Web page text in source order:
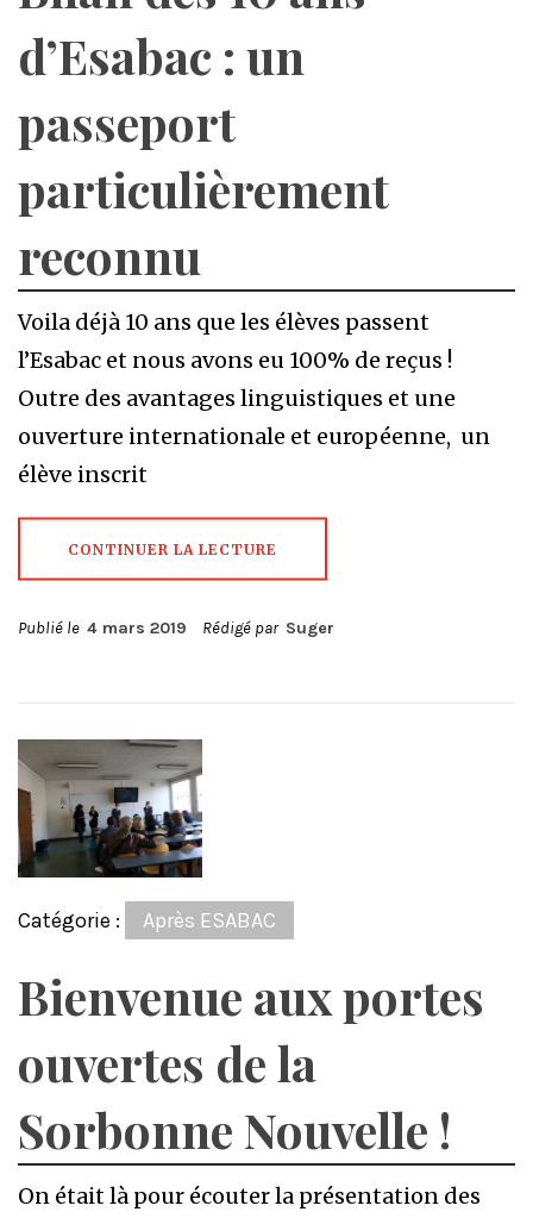
d’Esabac : un
passeport
particulièrement
reconnu
Voila déjà 10 ans que les élèves passent
l’Esabac et nous avons eu 100% de reçus !
Outre des avantages linguistiques et une
ouverture internationale et européenne, un
élève inscrit
CONTINUER LA LECTURE
Publié le 4 mars 2019 Rédigé par Suger
Catégorie : Après ESABAC
Bienvenue aux portes
ouvertes de la
Sorbonne Nouvelle !
On était là pour écouter la présentation des